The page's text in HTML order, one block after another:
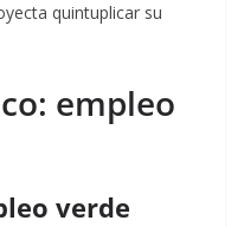
quintuplicar su
empleo
verde